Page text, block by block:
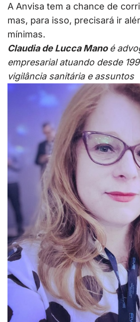
A Anvisa tem a chance de
mas, para isso, precisará ir
mínimas.
Claudia de Lucca Mano é
empresarial atuando desde
vigilância sanitária e assuntos